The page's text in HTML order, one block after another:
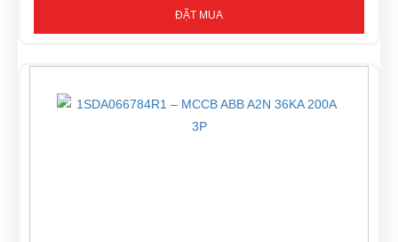
ĐẶT MUA